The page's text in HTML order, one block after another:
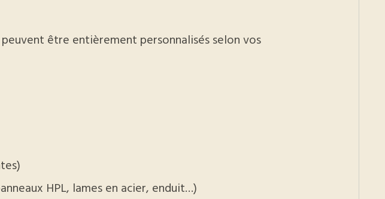
être entièrement personnalisés selon vos
HPL, lames en acier, enduit…)